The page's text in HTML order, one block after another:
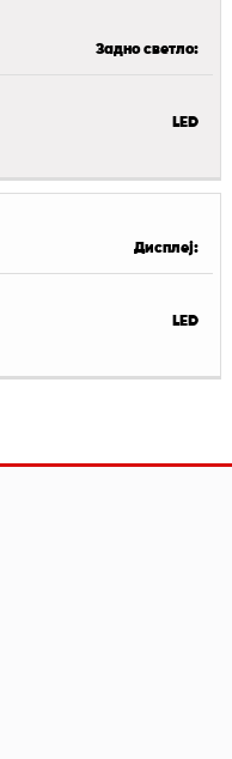
Задно светло:
LED
Дисплеј:
LED